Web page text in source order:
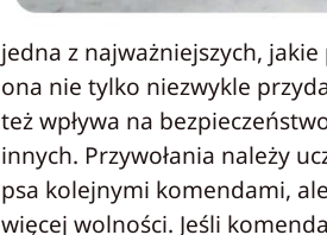
jedna z najważniejszych,
ona nie tylko niezwykle
też wpływa na
innych. Przywołania należy
psa kolejnymi komendami,
więcej wolności. Jeśli